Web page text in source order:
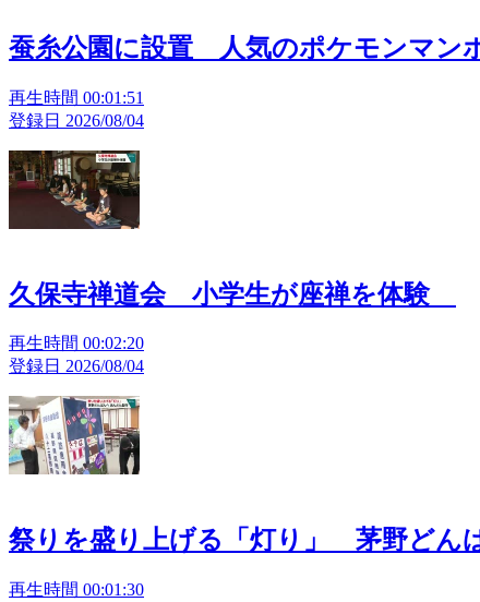
蚕糸公園に設置 人気のポケモンマン
再生時間 00:01:51
登録日 2026/08/04
久保寺禅道会 小学生が座禅を体験
再生時間 00:02:20
登録日 2026/08/04
祭りを盛り上げる「灯り」 茅野ど
再生時間 00:01:30